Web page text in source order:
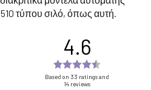
τύπου σιλό, όπως αυτή.
5 out of 5 stars
4 out of 5 stars
3 out of 5 stars
2 out of 5 stars
out of 5 stars
4.6
4.6
Based on 33 ratings and
14 reviews